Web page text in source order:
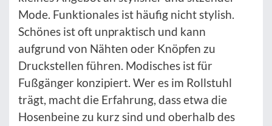
Mode. Funktionales ist häufig nicht stylish.
Schönes ist oft unpraktisch und kann
aufgrund von Nähten oder Knöpfen zu
Druckstellen führen. Modisches ist für
Fußgänger konzipiert. Wer es im Rollstuhl
trägt, macht die Erfahrung, dass etwa die
Hosenbeine zu kurz sind und oberhalb des